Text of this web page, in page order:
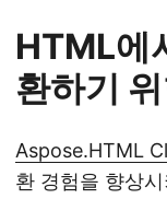
HTML에
환하기
Aspose.HTML
환 경험을 향상